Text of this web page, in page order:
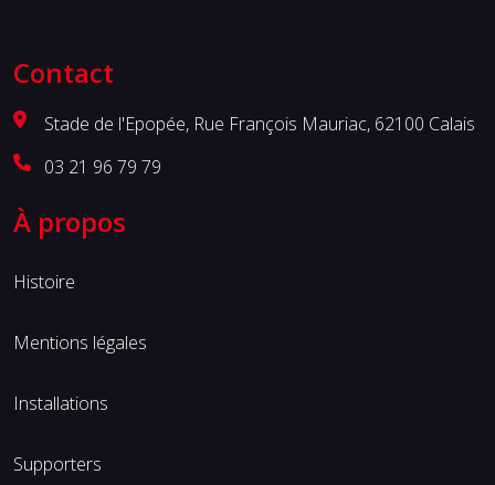
Contact
Stade de l'Epopée, Rue François Mauriac, 62100 Calais
03 21 96 79 79
À propos
Histoire
Mentions légales
Installations
Supporters